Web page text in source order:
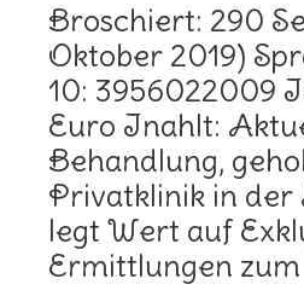
Broschiert: 290
Oktober 2019)
10: 3956022009
Euro Inahlt:
Behandlung,
Privatklinik in der
legt Wert auf
Ermittlungen zum